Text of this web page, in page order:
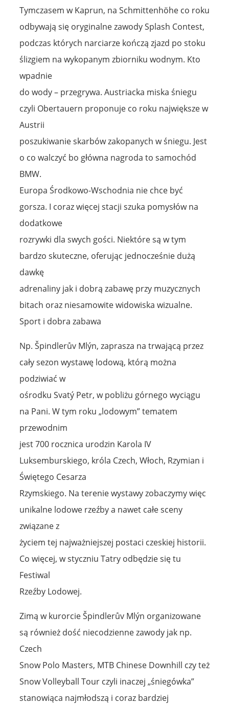
Tymczasem w Kaprun, na Schmittenhöhe co roku
odbywają się oryginalne zawody Splash Contest,
podczas których narciarze kończą zjazd po stoku
ślizgiem na wykopanym zbiorniku wodnym. Kto
wpadnie
do wody – przegrywa. Austriacka miska śniegu
czyli Obertauern proponuje co roku największe w
Austrii
poszukiwanie skarbów zakopanych w śniegu. Jest
o co walczyć bo główna nagroda to samochód
BMW.
Europa Środkowo-Wschodnia nie chce być
gorsza. I coraz więcej stacji szuka pomysłów na
dodatkowe
rozrywki dla swych gości. Niektóre są w tym
bardzo skuteczne, oferując jednocześnie dużą
dawkę
adrenaliny jak i dobrą zabawę przy muzycznych
bitach oraz niesamowite widowiska wizualne.
Sport i dobra zabawa
Np. Špindlerův Mlýn, zaprasza na trwającą przez
cały sezon wystawę lodową, którą można
podziwiać w
ośrodku Svatý Petr, w pobliżu górnego wyciągu
na Pani. W tym roku „lodowym” tematem
przewodnim
jest 700 rocznica urodzin Karola IV
Luksemburskiego, króla Czech, Włoch, Rzymian i
Świętego Cesarza
Rzymskiego. Na terenie wystawy zobaczymy więc
unikalne lodowe rzeźby a nawet całe sceny
związane z
życiem tej najważniejszej postaci czeskiej historii.
Co więcej, w styczniu Tatry odbędzie się tu
Festiwal
Rzeźby Lodowej.
Zimą w kurorcie Špindlerův Mlýn organizowane
są również dość niecodzienne zawody jak np.
Czech
Snow Polo Masters, MTB Chinese Downhill czy też
Snow Volleyball Tour czyli inaczej „śniegówka”
stanowiąca najmłodszą i coraz bardziej